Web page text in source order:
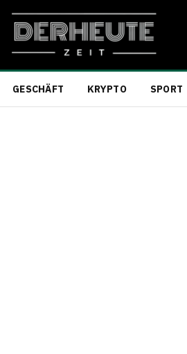
GESCHÄFT KRYPTO SPORT